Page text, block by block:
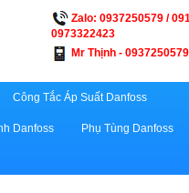
Zalo: 0937250579 /
0973322423
Mr Thịnh -
Công Tắc Áp Suất Danfoss
Danfoss Phụ Tùng Danfoss